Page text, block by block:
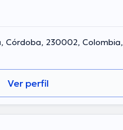
Córdoba, 230002, Colombia,
Ver perfil